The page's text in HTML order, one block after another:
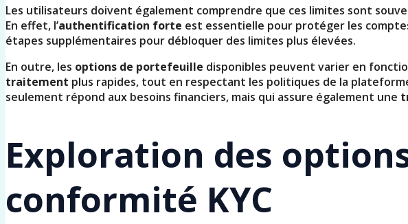
Les utilisateurs doivent également comprendre que ces limites sont
En effet, l’authentification forte est essentielle pour protéger les
étapes supplémentaires pour débloquer des limites plus élevées.
En outre, les options de portefeuille disponibles peuvent varier en
traitement plus rapides, tout en respectant les politiques de la
seulement répond aux besoins financiers, mais qui assure également une
Exploration des
conformité KYC